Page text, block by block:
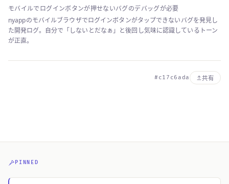
モバイルでログインボタンが押せないバグのデバッグが必要
nyappのモバイルブラウザでログインボタンがタップできないバグを発見し
た開発ログ。自分で「しないとだなぁ」と後回し気味に認識しているトーン
が正直。
#c17c6ada 共有
PINNED